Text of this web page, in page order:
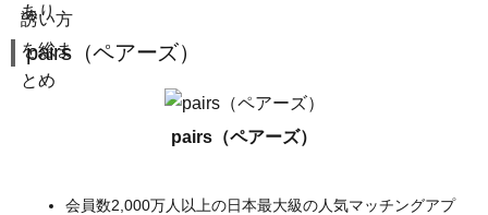
pairs（ペアーズ）
pairs（ペアーズ）
会員数2,000万人以上の日本最大級の人気マッチングアプ